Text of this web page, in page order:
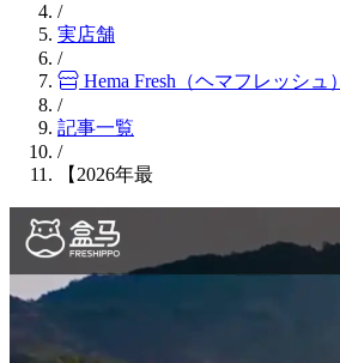
/
実店舗
/
Hema Fresh（ヘマフレッシュ）
/
記事一覧
/
【2026年最